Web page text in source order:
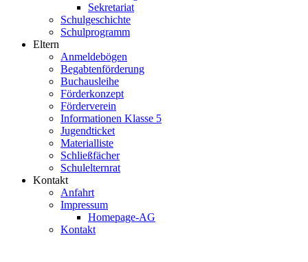
Sekretariat
Schulgeschichte
Schulprogramm
Eltern
Anmeldebögen
Begabtenförderung
Buchausleihe
Förderkonzept
Förderverein
Informationen Klasse 5
Jugendticket
Materialliste
Schließfächer
Schulelternrat
Kontakt
Anfahrt
Impressum
Homepage-AG
Kontakt